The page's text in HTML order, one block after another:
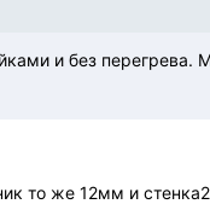
и без перегрева.
то же 12мм и